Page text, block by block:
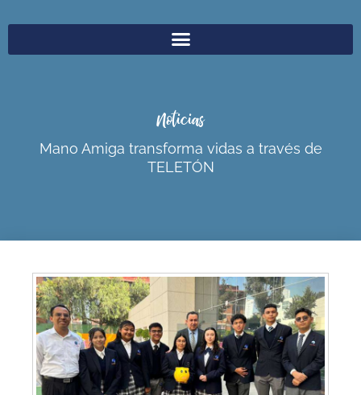
Noticias
Mano Amiga transforma vidas a través de
TELETÓN